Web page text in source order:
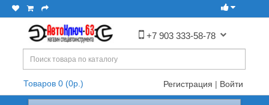
+7 903 333-58-78
Товаров 0 (0р.) Регистрация | Войти